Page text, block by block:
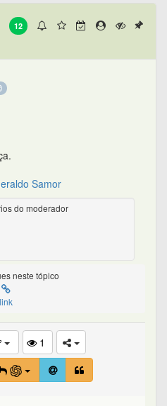
12
Samor
do moderador
neste tópico
link
1